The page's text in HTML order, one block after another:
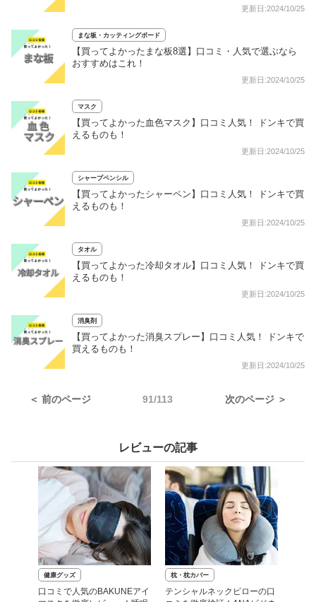
更新日:2024/10/25
まな板・カッティングボード
【買ってよかったまな板8選】口コミ・人気で選ぶなら
おすすめはこれ！
更新日:2024/10/25
マスク
【買ってよかった血色マスク】口コミ人気！ ドンキで買
えるものも！
更新日:2024/10/25
シャープペンシル
【買ってよかったシャーペン】口コミ人気！ ドンキで買
えるものも！
更新日:2024/10/25
タオル
【買ってよかった冷却タオル】口コミ人気！ ドンキで買
えるものも！
更新日:2024/10/25
消臭剤
【買ってよかった消臭スプレー】口コミ人気！ ドンキで
買えるものも！
更新日:2024/10/25
＜ 前のページ 91/113 次のページ ＞
レビューの記事
健康グッズ
口コミで人気のBAKUNEアイ
枕・枕カバー
テンシャルネックピローの口